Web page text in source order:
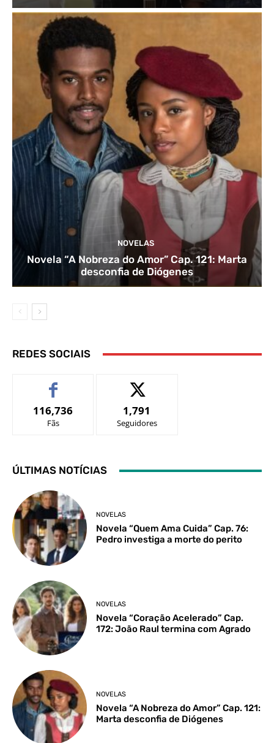
NOVELAS
Novela “A Nobreza do Amor” Cap. 121: Marta
desconfia de Diógenes
REDES SOCIAIS
116,736
Fãs
1,791
Seguidores
ÚLTIMAS NOTÍCIAS
NOVELAS
Novela “Quem Ama Cuida” Cap. 76:
Pedro investiga a morte do perito
NOVELAS
Novela “Coração Acelerado” Cap.
172: João Raul termina com Agrado
NOVELAS
Novela “A Nobreza do Amor” Cap. 121:
Marta desconfia de Diógenes